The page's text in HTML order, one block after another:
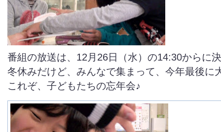
番組の放送は、12月26日（水）の14:30からに
冬休みだけど、みんなで集まって、今年最後に
これぞ、子どもたちの忘年会♪